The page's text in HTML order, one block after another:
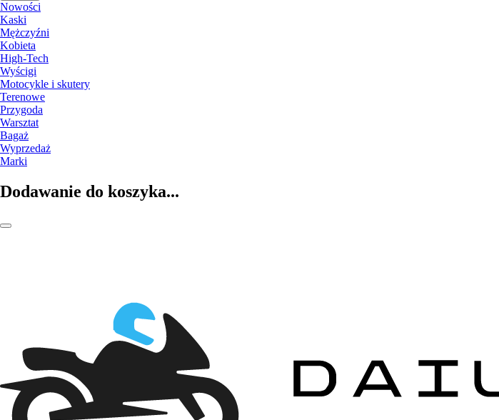
Nowości
Kaski
Mężczyźni
Kobieta
High-Tech
Wyścigi
Motocykle i skutery
Terenowe
Przygoda
Warsztat
Bagaż
Wyprzedaż
Marki
Dodawanie do koszyka...